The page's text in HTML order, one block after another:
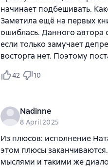
начинает подбешивать.
Заметила ещё на первых
ошиблась. Данного автора
если только замучает
восторга нет. Поэтому
42 10
Nadinne
8 April 2025
Из плюсов: исполнение
этом плюсы
мыслями и такими же